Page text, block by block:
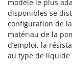
modèle le plus
disponibles se
configuration de
matériau de la
d’emploi, la
au type de